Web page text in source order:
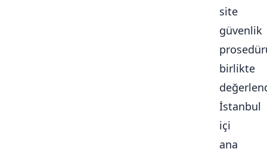
site
güvenlik
birlikte
İstanbul
içi
ana